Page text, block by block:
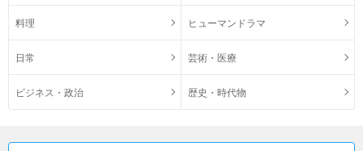
料理 ヒューマンドラマ
日常 芸術・医療
ビジネス・政治 歴史・時代物